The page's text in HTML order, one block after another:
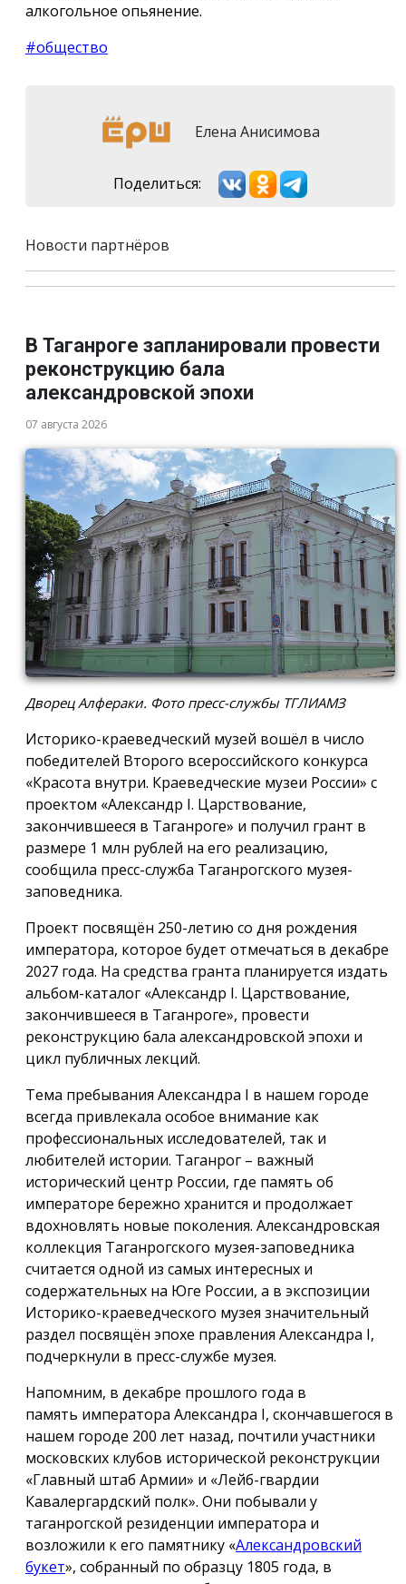
алкогольное опьянение.
#общество
Елена Анисимова
Поделиться:
Новости партнёров
В Таганроге запланировали провести
реконструкцию бала
александровской эпохи
07 августа 2026
Дворец Алфераки. Фото пресс-службы ТГЛИАМЗ
Историко-краеведческий музей вошёл в число
победителей Второго всероссийского конкурса
«Красота внутри. Краеведческие музеи России» с
проектом «Александр I. Царствование,
закончившееся в Таганроге» и получил грант в
размере 1 млн рублей на его реализацию,
сообщила пресс-служба Таганрогского музея-
заповедника.
Проект посвящён 250-летию со дня рождения
императора, которое будет отмечаться в декабре
2027 года. На средства гранта планируется издать
альбом-каталог «Александр I. Царствование,
закончившееся в Таганроге», провести
реконструкцию бала александровской эпохи и
цикл публичных лекций.
Тема пребывания Александра I в нашем городе
всегда привлекала особое внимание как
профессиональных исследователей, так и
любителей истории. Таганрог – важный
исторический центр России, где память об
императоре бережно хранится и продолжает
вдохновлять новые поколения. Александровская
коллекция Таганрогского музея-заповедника
считается одной из самых интересных и
содержательных на Юге России, а в экспозиции
Историко-краеведческого музея значительный
раздел посвящён эпохе правления Александра I,
подчеркнули в пресс-службе музея.
Напомним, в декабре прошлого года в
память императора Александра I, скончавшегося в
нашем городе 200 лет назад, почтили участники
московских клубов исторической реконструкции
«Главный штаб Армии» и «Лейб-гвардии
Кавалергардский полк». Они побывали у
таганрогской резиденции императора и
возложили к его памятнику «Александровский
букет», собранный по образцу 1805 года, в